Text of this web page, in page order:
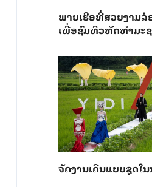
ພາຍ​ເຮືອທີ່​ສວຍ​ງາມ​
ຈັດງານເດີນແບບຊຸດໃນ